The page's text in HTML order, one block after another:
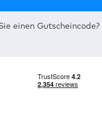
einen Gutscheincode?